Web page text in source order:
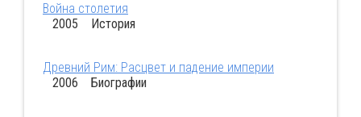
Война столетия
2005 История
Древний Рим: Расцвет и падение империи
2006 Биографии